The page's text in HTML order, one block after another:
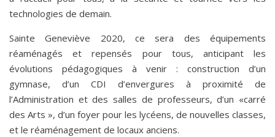
technologies de demain.
Sainte Geneviève 2020, ce sera des équipements
réaménagés et repensés pour tous, anticipant les
évolutions pédagogiques à venir : construction d’un
gymnase, d’un CDI d’envergures à proximité de
l’Administration et des salles de professeurs, d’un «carré
des Arts », d’un foyer pour les lycéens, de nouvelles classes,
et le réaménagement de locaux anciens.